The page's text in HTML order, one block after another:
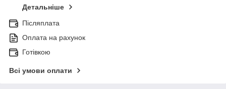
Детальніше
Післяплата
Оплата на рахунок
Готівкою
Всі умови оплати